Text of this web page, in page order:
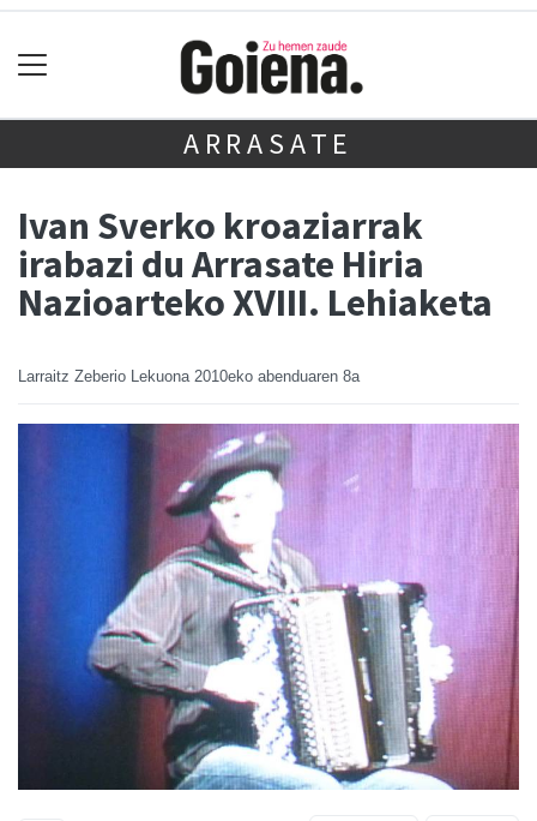
ARRASATE
Ivan Sverko kroaziarrak
irabazi du Arrasate Hiria
Nazioarteko XVIII. Lehiaketa
Larraitz Zeberio Lekuona 2010eko abenduaren 8a